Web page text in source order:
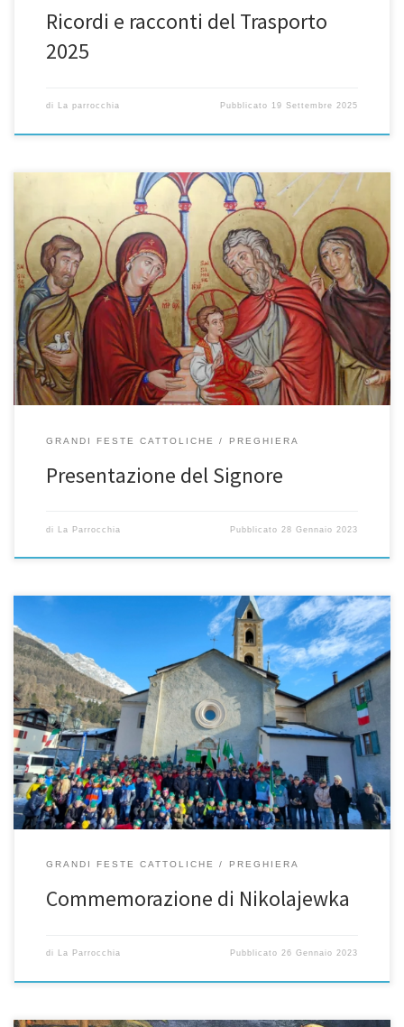
Ricordi e racconti del Trasporto
2025
di La parrocchia Pubblicato 19 Settembre 2025
Chiesa celebra, il 2 febbraio, la Presentazione del Signore al
Tempio, che chiude le solennità dell’Incarnazione. Questa festa è
anche la Giornata della Vita Consacrata. La festa della
Presentazione di Gesù al Tempio, detta anche festa della
purificazione, è meglio conosciuta con il nome popolare di
Candelora. Questo nome, che […]
GRANDI FESTE CATTOLICHE PREGHIERA
Presentazione del Signore
di La Parrocchia Pubblicato 28 Gennaio 2023
Gli alpini, i cittadini e gli alunni delle scuole con la rappresentanza
del Comune di Bormio si ritrovano per la commemorazione della
battaglia di Nikolajewka, uno dei momenti più drammatici della
ritirata dei soldati italiani durante la campagna di Russia. Si ricorda
la preghiera offerta al Crocifisso di Combo per […]
GRANDI FESTE CATTOLICHE PREGHIERA
Commemorazione di Nikolajewka
di La Parrocchia Pubblicato26 Gennaio 2023